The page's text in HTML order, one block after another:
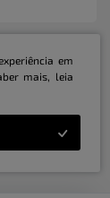
0001-31 | ©
em
mais, leia